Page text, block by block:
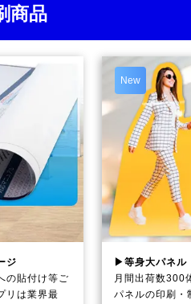
商品
ジ
の貼付け等ご
リは業界最
New
▶等身大パネ
月間出荷数300
パネルの印刷・